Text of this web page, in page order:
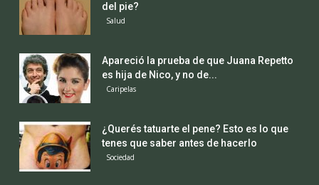
del pie?
Salud
Apareció la prueba de que Juana Repetto
es hija de Nico, y no de...
Caripelas
¿Querés tatuarte el pene? Esto es lo que
tenes que saber antes de hacerlo
Sociedad